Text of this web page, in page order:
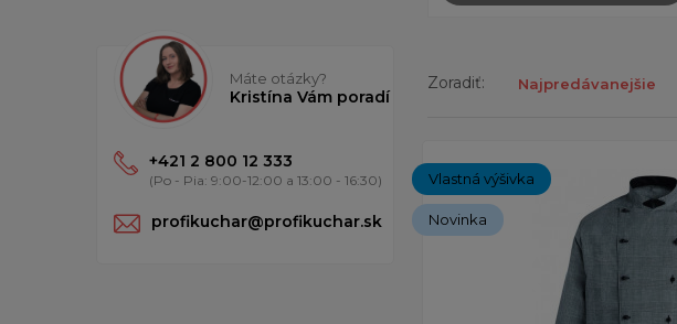
Máte otázky?
Kristína Vám poradí
+421 2 800 12 333
(Po - Pia: 9:00-12:00 a 13:00 - 16:30)
profikuchar@profikuchar.sk
Zoradiť: Najpredávanejšie
Vlastná výšivka
Novinka